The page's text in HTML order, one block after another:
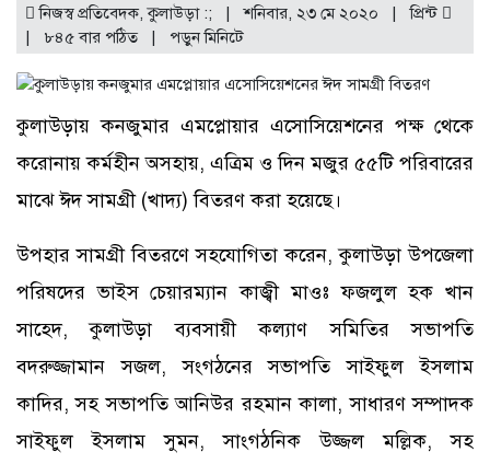
নিজস্ব প্রতিবেদক, কুলাউড়া :; | শনিবার, ২৩ মে ২০২০ |প্রিন্ট
| ৮৪৫ বার পঠিত | পড়ুনমিনিটে
কুলাউড়ায় কনজুমার এমপ্লোয়ার এসোসিয়েশনের পক্ষ থেকে
করোনায় কর্মহীন অসহায়, এত্রিম ও দিন মজুর ৫৫টি পরিবারের
মাঝে ঈদ সামগ্রী (খাদ্য) বিতরণ করা হয়েছে।
উপহার সামগ্রী বিতরণে সহযোগিতা করেন, কুলাউড়া উপজেলা
পরিষদের ভাইস চেয়ারম্যান কাজ্বী মাওঃ ফজলুল হক খান
সাহেদ, কুলাউড়া ব্যবসায়ী কল্যাণ সমিতির সভাপতি
বদরুজ্জামান সজল, সংগঠনের সভাপতি সাইফুল ইসলাম
কাদির, সহ সভাপতি আনিউর রহমান কালা, সাধারণ সম্পাদক
সাইফুল ইসলাম সুমন, সাংগঠনিক উজ্জল মল্লিক, সহ